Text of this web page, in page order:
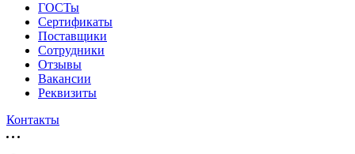
ГОСТы
Сертификаты
Поставщики
Сотрудники
Отзывы
Вакансии
Реквизиты
Контакты